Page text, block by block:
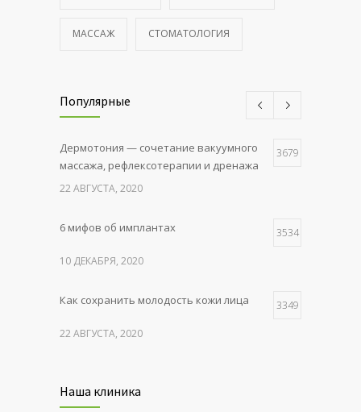
МАССАЖ СТОМАТОЛОГИЯ
Популярные
Дермотония — сочетание вакуумного
массажа, рефлексотерапии и дренажа
3679
22 АВГУСТА, 2020
6 мифов об имплантах 3534
10 ДЕКАБРЯ, 2020
Как сохранить молодость кожи лица 3349
22 АВГУСТА, 2020
22 АВГУСТА, 2020
Наша клиника